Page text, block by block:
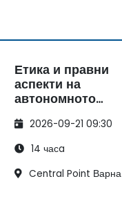
Етика и правни
аспекти на
автономното
2026-09-21 09:30
14 часa
Central Point Варна